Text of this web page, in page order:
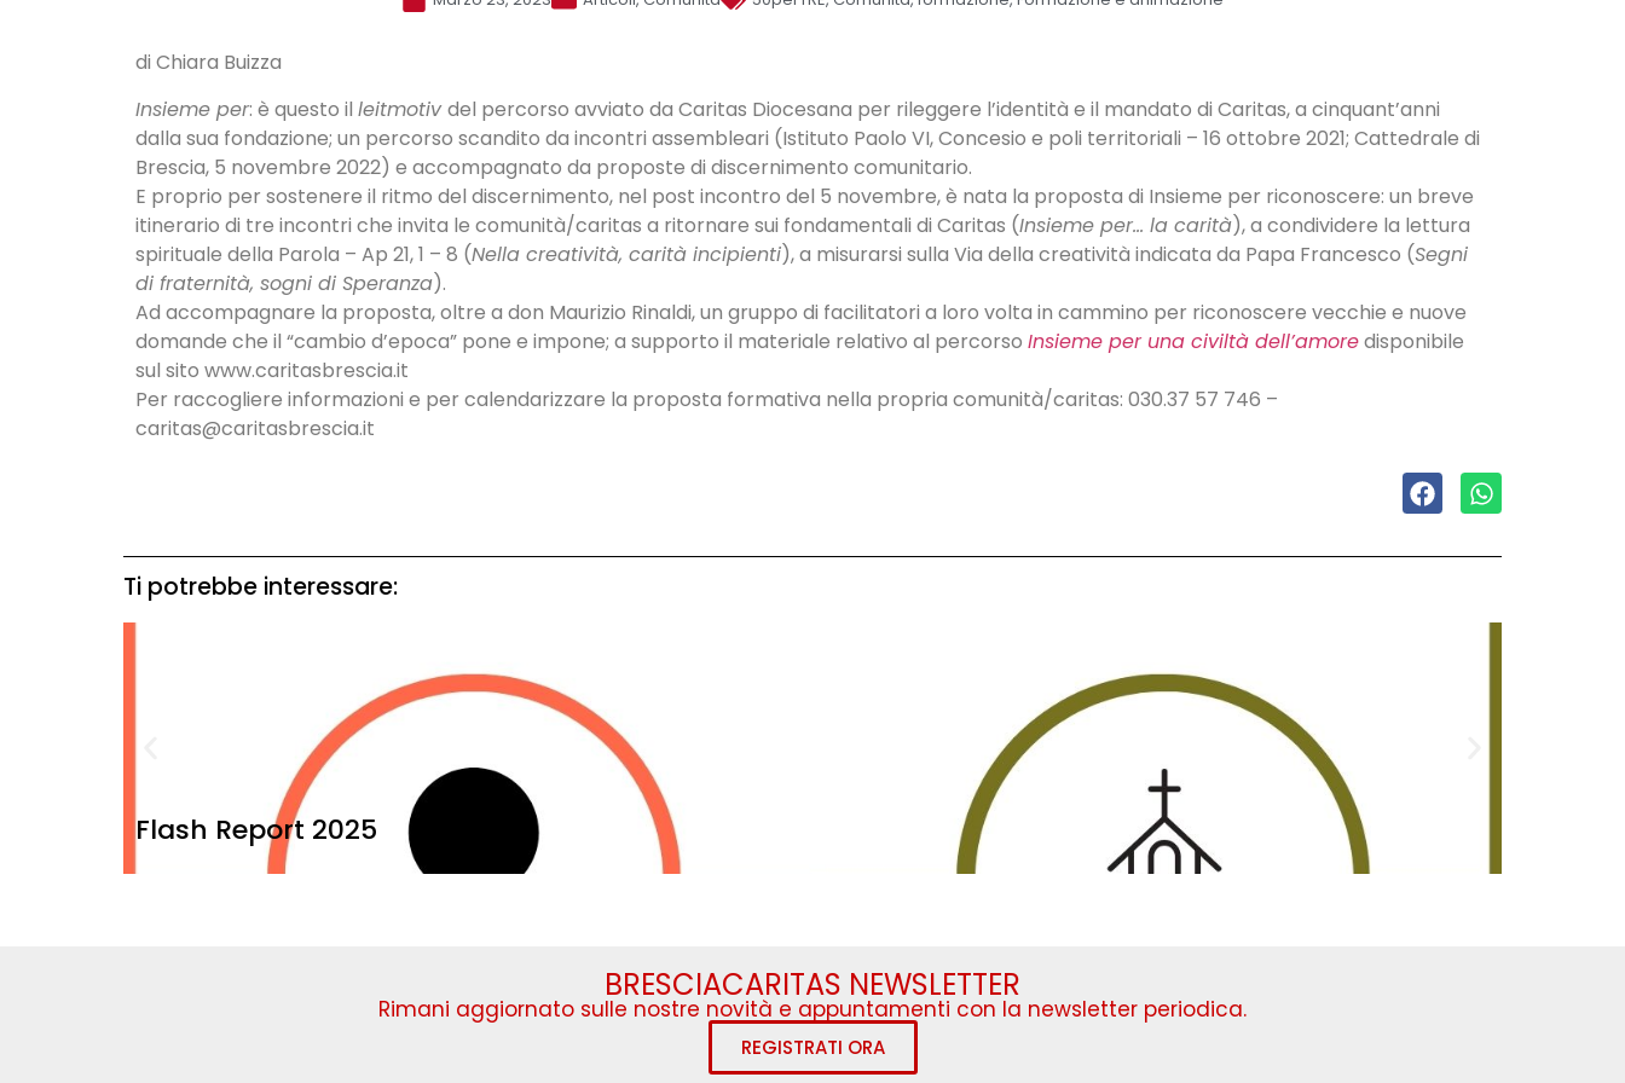
di Chiara Buizza
Insieme per: è questo il leitmotivdel percorso avviato da Caritas Diocesana per rileggere l’identità e il mandato di Caritas, a cinquant’anni
dalla sua fondazione; un percorso scandito da incontri assembleari (Istituto Paolo VI, Concesio e poli territoriali – 16 ottobre 2021; Cattedrale di
Brescia, 5 novembre 2022) e accompagnato da proposte di discernimento comunitario.
E proprio per sostenere il ritmo del discernimento, nel post incontro del 5 novembre, è nata la proposta di Insieme per riconoscere: un breve
itinerario di tre incontri che invita le comunità/caritas a ritornare sui fondamentali di Caritas (Insieme per… la carità), a condividere la lettura
spirituale della Parola – Ap 21, 1 – 8 (Nella creatività, carità incipienti), a misurarsi sulla Via della creatività indicata da Papa Francesco (Segni
di fraternità, sogni di Speranza).
Ad accompagnare la proposta, oltre a don Maurizio Rinaldi, un gruppo di facilitatori a loro volta in cammino per riconoscere vecchie e nuove
domande che il “cambio d’epoca” pone e impone; a supporto il materiale relativo al percorso Insieme per una civiltà dell’amoredisponibile
sul sito www.caritasbrescia.it
Per raccogliere informazioni e per calendarizzare la proposta formativa nella propria comunità/caritas: 030.37 57 746 –
caritas@caritasbrescia.it
Ti potrebbe interessare:
Flash Report 2025
BRESCIACARITAS NEWSLETTER
Rimani aggiornato sulle nostre novità e appuntamenti con la newsletter periodica.
REGISTRATI ORA